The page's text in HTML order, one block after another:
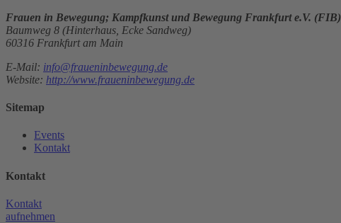
Frauen in Bewegung; Kampfkunst und Bewegung Frankfurt e.V. (FIB)
Baumweg 8 (Hinterhaus, Ecke Sandweg)
60316 Frankfurt am Main
E-Mail: info@fraueninbewegung.de
Website: http://www.fraueninbewegung.de
Sitemap
Events
Kontakt
Kontakt
Kontakt
aufnehmen